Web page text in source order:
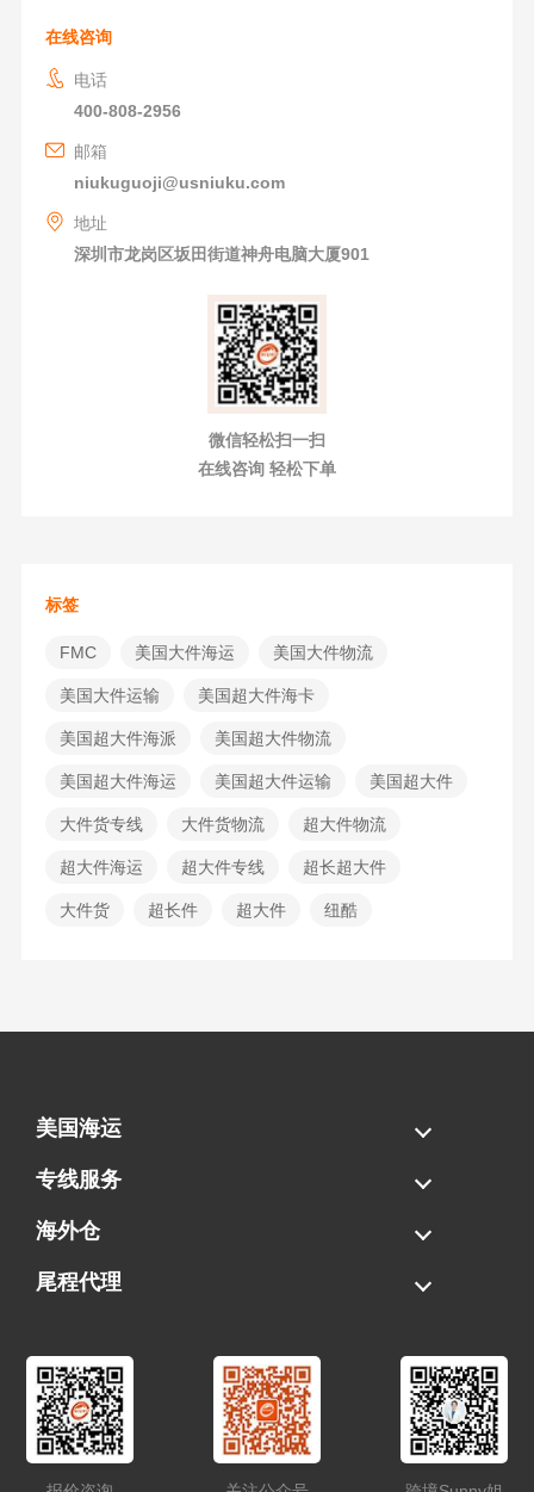
在线咨询
电话
400-808-2956
邮箱
niukuguoji@usniuku.com
地址
深圳市龙岗区坂田街道神舟电脑大厦901
微信轻松扫一扫
在线咨询 轻松下单
标签
FMC 美国大件海运 美国大件物流
美国大件运输 美国超大件海卡
美国超大件海派 美国超大件物流
美国超大件海运 美国超大件运输 美国超大件
大件货专线 大件货物流 超大件物流
超大件海运 超大件专线 超长超大件
大件货 超长件 超大件 纽酷
美国海运
海运拼柜
海运整柜
美国海卡
加拿大海运
专线服务
FBA专线直送
超大件专线
AWD专线
电池专线
海外仓
一件代发
FBA中转
贴标换标
拆柜/存储
尾程代理